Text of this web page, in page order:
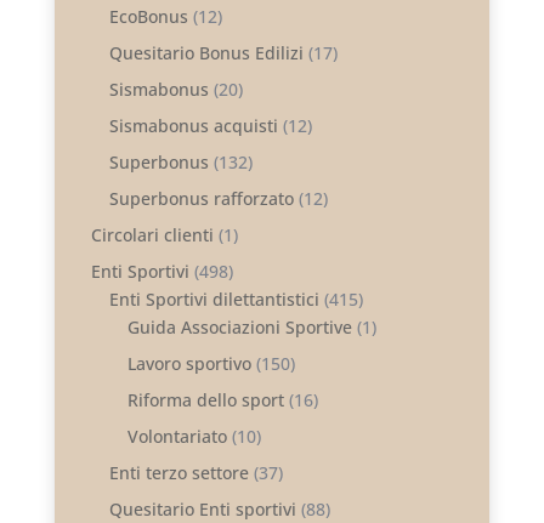
EcoBonus (12)
Quesitario Bonus Edilizi (17)
Sismabonus (20)
Sismabonus acquisti (12)
Superbonus (132)
Superbonus rafforzato(12)
Circolari clienti (1)
Enti Sportivi (498)
Enti Sportivi dilettantistici (415)
Guida Associazioni Sportive(1)
Lavoro sportivo(150)
Riforma dello sport(16)
Volontariato(10)
Enti terzo settore(37)
Quesitario Enti sportivi (88)